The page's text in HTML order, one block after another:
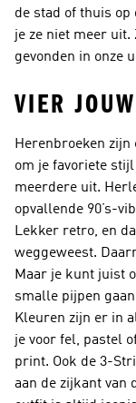
de stad of thuis
je ze niet meer
gevonden in onze
VIER
Herenbroeken
om je favoriete
meerdere uit.
opvallende 90’s-
Lekker retro, en
weggeweest.
Maar je kunt juist
smalle pijpen
Kleuren zijn er in
je voor fel, pastel
print. Ook de 3-
aan de zijkant van